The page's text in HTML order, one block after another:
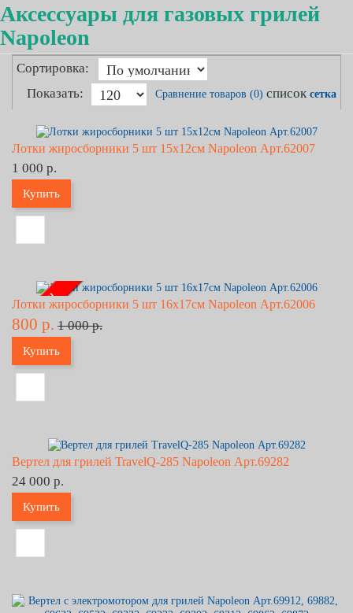
Аксессуары для газовых грилей
Napoleon
Сортировка:
Показать:
Сравнение товаров (0) список сетка
Лотки жиросборники 5 шт 15x12см Napoleon Арт.62007
1 000 р.
Купить
- 20% !!!
Лотки жиросборники 5 шт 16x17см Napoleon Арт.62006
800 р. 1 000 р.
Купить
Вертел для грилей TravelQ-285 Napoleon Арт.69282
24 000 р.
Купить